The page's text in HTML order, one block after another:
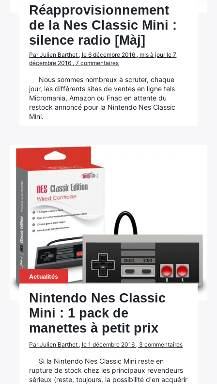
Réapprovisionnement
de la Nes Classic Mini :
silence radio [Màj]
Par Julien Barthet , le 6 décembre 2016 , mis à jour le 7
décembre 2016 , 7 commentaires
Nous sommes nombreux à scruter, chaque
jour, les différents sites de ventes en ligne tels
Micromania, Amazon ou Fnac en attente du
restock annoncé pour la Nintendo Nes Classic
Mini.
Actualités
Nintendo Nes Classic
Mini : 1 pack de
manettes à petit prix
Par Julien Barthet , le 1 décembre 2016 , 3 commentaires
Si la Nintendo Nes Classic Mini reste en
rupture de stock chez les principaux revendeurs
sérieux (reste, toujours, la possibilité d'en acquérir